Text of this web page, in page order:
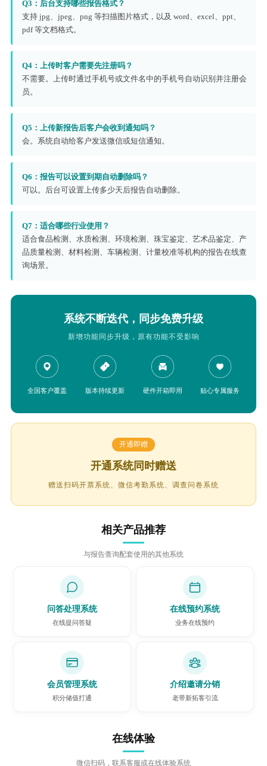
Q3：后台支持哪些报告格式？
支持 jpg、jpeg、png 等扫描图片格式，以及 word、excel、ppt、
pdf 等文档格式。
Q4：上传时客户需要先注册吗？
不需要。上传时通过手机号或文件名中的手机号自动识别并注册会
员。
Q5：上传新报告后客户会收到通知吗？
会。系统自动给客户发送微信或短信通知。
Q6：报告可以设置到期自动删除吗？
可以。后台可设置上传多少天后报告自动删除。
Q7：适合哪些行业使用？
适合食品检测、水质检测、环境检测、珠宝鉴定、艺术品鉴定、产
品质量检测、材料检测、车辆检测、计量校准等机构的报告在线查
询场景。
系统不断迭代，同步免费升级
新增功能同步升级，原有功能不受影响
全国客户覆盖 版本持续更新 硬件开箱即用 贴心专属服务
开通即赠
开通系统同时赠送
赠送扫码开票系统、微信考勤系统、调查问卷系统
相关产品推荐
与报告查询配套使用的其他系统
问答处理系统
在线提问答疑
在线预约系统
业务在线预约
会员管理系统
积分储值打通
介绍邀请分销
老带新拓客引流
在线体验
微信扫码，联系客服或在线体验系统